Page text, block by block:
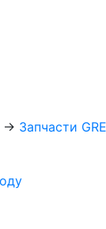
→ Запчасти